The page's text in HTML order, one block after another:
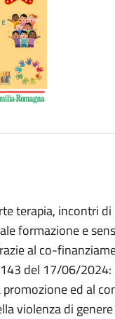
terapia, incontri
formazione e
al co-
del 17/06/2024:
ed al
violenza di